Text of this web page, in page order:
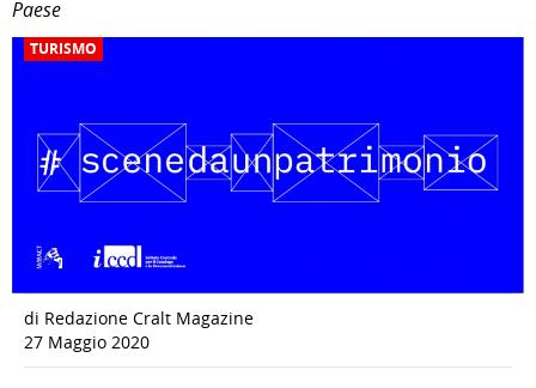
Paese
TURISMO
di Redazione Cralt Magazine
27 Maggio 2020